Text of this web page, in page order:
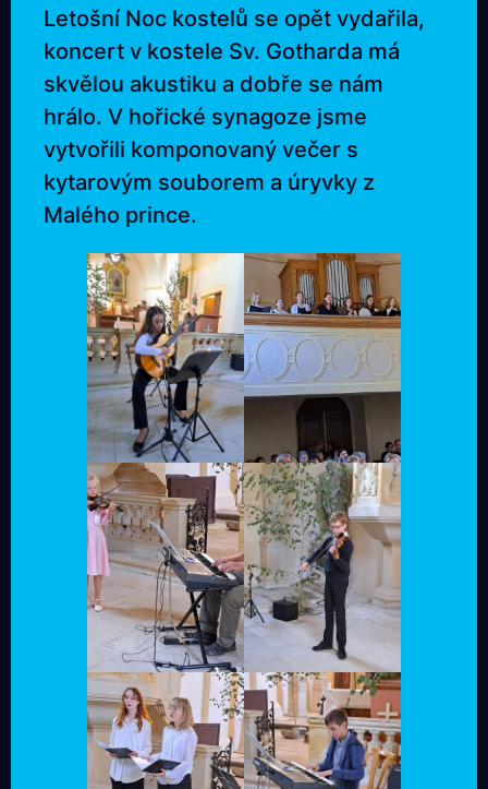
Letošní Noc kostelů se opět vydařila,
koncert v kostele Sv. Gotharda má
skvělou akustiku a dobře se nám
hrálo. V hořické synagoze jsme
vytvořili komponovaný večer s
kytarovým souborem a úryvky z
Malého prince.